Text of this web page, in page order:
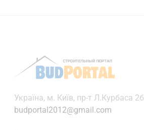
Українa, м. Київ, пр-т Л.Курбаса 2б
budportal2012@gmail.com